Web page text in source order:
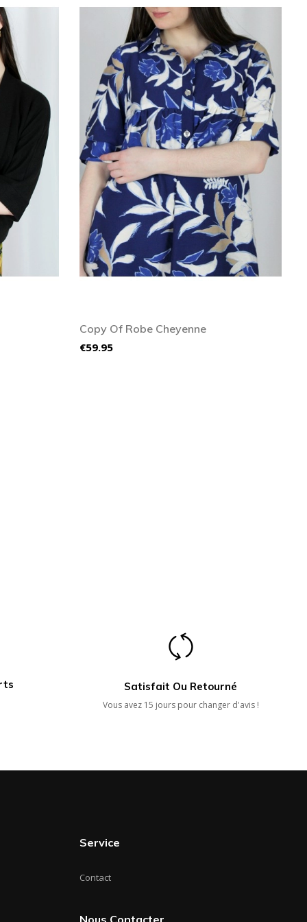
Copy Of Robe Cheyenne
Price
€59.95
Satisfait Ou Retourné
Vous avez 15 jours pour changer d'avis !
Service
Contact
Nous Contacter